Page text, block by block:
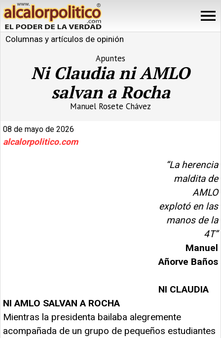
Columnas y artículos de opinión
Apuntes
Ni Claudia ni AMLO
salvan a Rocha
Manuel Rosete Chávez
08 de mayo de 2026
alcalorpolitico.com
“La herencia
maldita de
AMLO
explotó en las
manos de la
4T”
Manuel
Añorve Baños
NI CLAUDIA
NI AMLO SALVAN A ROCHA
Mientras la presidenta bailaba alegremente
acompañada de un grupo de pequeños estudiantes